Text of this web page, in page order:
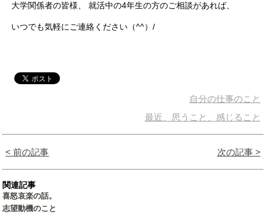
大学関係者の皆様、 就活中の4年生の方のご相談があれば、
いつでも気軽にご連絡ください（^^）/
自分の仕事のこと
最近、思うこと、感じること
< 前の記事 次の記事 >
関連記事
喜怒哀楽の話。
志望動機のこと